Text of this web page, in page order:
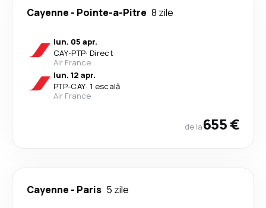
Cayenne - Pointe-a-Pitre 8 zile
lun. 05 apr.
CAY-PTP· Direct
Air France
lun. 12 apr.
PTP-CAY· 1 escală
Air France
de la655 €
Cayenne - Paris 5 zile